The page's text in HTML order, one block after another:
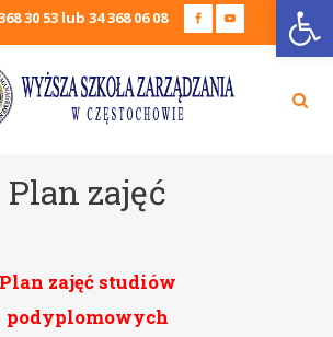
30 53 lub 34 368 06 08
Plan zajęć
Plan zajęć studiów
podyplomowych